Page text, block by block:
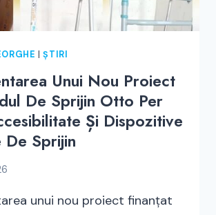
|ȘTIRI
Unui Nou Proiect
De Sprijin Otto Per
Și Dispozitive
De Sprijin
unui nou proiect finanțat